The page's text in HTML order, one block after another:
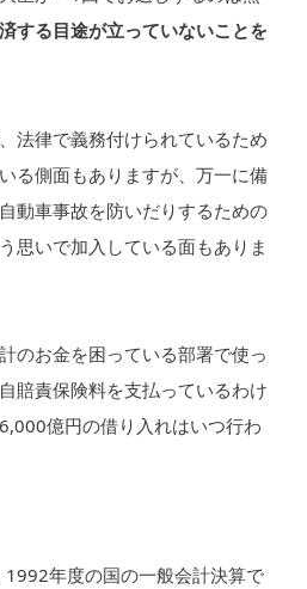
する目途が立っていないことを
法律で義務付けられているため
る側面もありますが、万一に備
動車事故を防いだりするための
思いで加入している面もありま
のお金を困っている部署で使っ
賠責保険料を支払っているわけ
億円の借り入れはいつ行わ
年度の国の一般会計決算で